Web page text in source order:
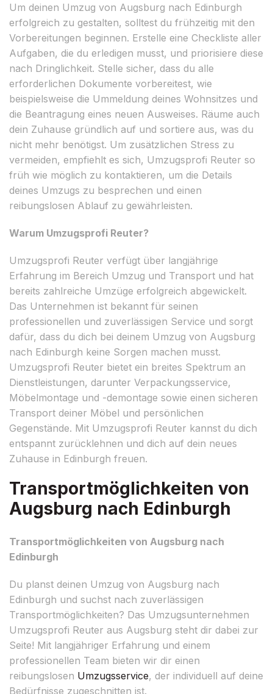
Um deinen Umzug von Augsburg nach Edinburgh
erfolgreich zu gestalten, solltest du frühzeitig mit den
Vorbereitungen beginnen. Erstelle eine Checkliste aller
Aufgaben, die du erledigen musst, und priorisiere diese
nach Dringlichkeit. Stelle sicher, dass du alle
erforderlichen Dokumente vorbereitest, wie
beispielsweise die Ummeldung deines Wohnsitzes und
die Beantragung eines neuen Ausweises. Räume auch
dein Zuhause gründlich auf und sortiere aus, was du
nicht mehr benötigst. Um zusätzlichen Stress zu
vermeiden, empfiehlt es sich, Umzugsprofi Reuter so
früh wie möglich zu kontaktieren, um die Details
deines Umzugs zu besprechen und einen
reibungslosen Ablauf zu gewährleisten.
Warum Umzugsprofi Reuter?
Umzugsprofi Reuter verfügt über langjährige
Erfahrung im Bereich Umzug und Transport und hat
bereits zahlreiche Umzüge erfolgreich abgewickelt.
Das Unternehmen ist bekannt für seinen
professionellen und zuverlässigen Service und sorgt
dafür, dass du dich bei deinem Umzug von Augsburg
nach Edinburgh keine Sorgen machen musst.
Umzugsprofi Reuter bietet ein breites Spektrum an
Dienstleistungen, darunter Verpackungsservice,
Möbelmontage und -demontage sowie einen sicheren
Transport deiner Möbel und persönlichen
Gegenstände. Mit Umzugsprofi Reuter kannst du dich
entspannt zurücklehnen und dich auf dein neues
Zuhause in Edinburgh freuen.
Transportmöglichkeiten von
Augsburg nach Edinburgh
Transportmöglichkeiten von Augsburg nach
Edinburgh
Du planst deinen Umzug von Augsburg nach
Edinburgh und suchst nach zuverlässigen
Transportmöglichkeiten? Das Umzugsunternehmen
Umzugsprofi Reuter aus Augsburg steht dir dabei zur
Seite! Mit langjähriger Erfahrung und einem
professionellen Team bieten wir dir einen
reibungslosen Umzugsservice, der individuell auf deine
Bedürfnisse zugeschnitten ist.